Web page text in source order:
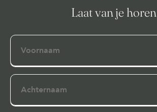
Laat van je horen
Voornaam
Achternaam